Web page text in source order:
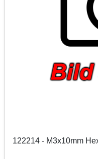
122214 - M3x10mm